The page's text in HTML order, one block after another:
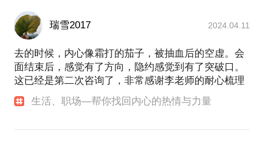
瑞雪2017 2024.04.11
去的时候，内心像霜打的茄子，被抽血后的空虚。会
面结束后，感觉有了方向，隐约感觉到有了突破口。
这已经是第二次咨询了，非常感谢李老师的耐心梳理
生活、职场—帮你找回内心的热情与力量